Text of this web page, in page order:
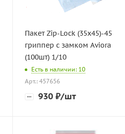
Пакет Zip-Lock (35х45)-45
гриппер с замком Aviora
(100шт) 1/10
Есть в наличии: 10
Арт.: 457656
930 ₽/шт